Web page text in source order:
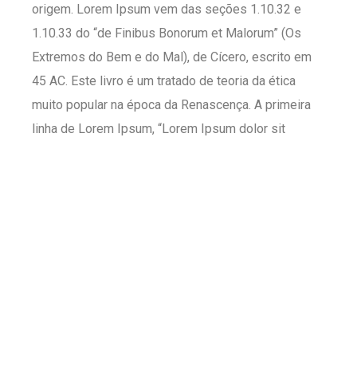
origem. Lorem Ipsum vem das seções 1.10.32 e
1.10.33 do “de Finibus Bonorum et Malorum” (Os
Extremos do Bem e do Mal), de Cícero, escrito em
45 AC. Este livro é um tratado de teoria da ética
muito popular na época da Renascença. A primeira
linha de Lorem Ipsum, “Lorem Ipsum dolor sit